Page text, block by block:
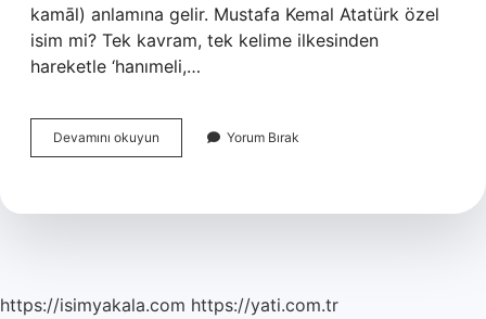
kamāl) anlamına gelir. Mustafa Kemal Atatürk özel
isim mi? Tek kavram, tek kelime ilkesinden
hareketle ‘hanımeli,…
Devamını okuyun Mustafa
Kemal
Kamal
Yorum Bırak
https://isimyakala.com https://yati.com.tr